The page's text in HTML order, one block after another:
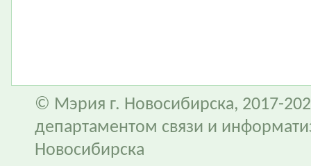
© Мэрия г. Новосибирска, 2017-
департаментом связи и
Новосибирска